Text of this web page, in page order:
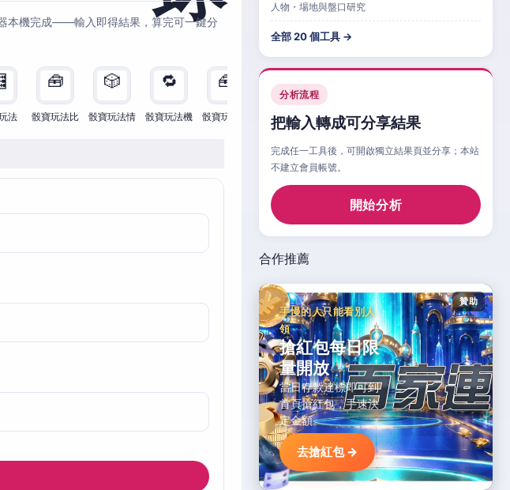
本機完成——輸入即得結果，算完可一鍵分
法
🧰
骰寶玩法比
🎲
骰寶玩法情
🔁
骰寶玩法機
🧰
骰寶玩法檢
🧮
骰寶玩法 骰寶玩法比 骰寶玩法情
人物・場地與盤口研究
全部 20 個工具 →
分析流程
把輸入轉成可分享結果
完成任一工具後，可開啟獨立結果頁並分享；本站
不建立會員帳號。
開始分析
合作推薦
贊助
手慢的人只能看別人
領
搶紅包每日限
量開放
當日存款達標即可到
首頁搶紅包，手速決
定金額。
去搶紅包 →